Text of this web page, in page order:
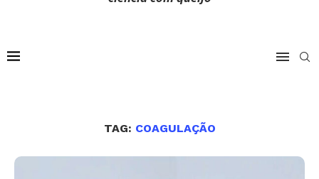
TAG: COAGULAÇÃO